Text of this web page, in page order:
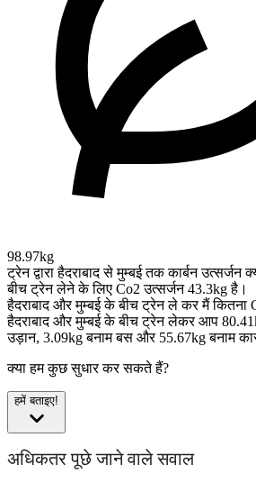
98.97kg
ट्रेन द्वारा हैदराबाद से मुम्बई तक कार्बन उत्सर्जन
बीच ट्रेन लेने के लिए Co2 उत्सर्जन 43.3kg है।
हैदराबाद और मुम्बई के बीच ट्रेन ले कर मैं कितना
हैदराबाद और मुम्बई के बीच ट्रेन लेकर आप
उड़ान, 3.09kg बनाम बस और 55.67kg बनाम
क्या हम कुछ सुधार कर सकते हैं?
हमें बताइए!
अधिकतर पूछे जाने वाले सवाल